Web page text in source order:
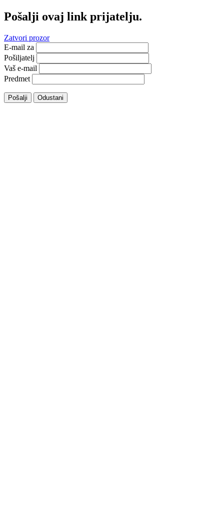
Pošalji ovaj link prijatelju.
Zatvori prozor
E-mail za
Pošiljatelj
Vaš e-mail
Predmet
Pošalji Odustani